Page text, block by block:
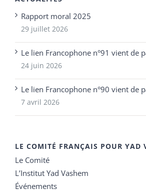
Rapport moral 2025
29 juillet 2026
Le lien Francophone n°91 vient de
24 juin 2026
Le lien Francophone n°90 vient de
7 avril 2026
LE COMITÉ FRANÇAIS POUR YAD
Le Comité
L’Institut Yad Vashem
Événements